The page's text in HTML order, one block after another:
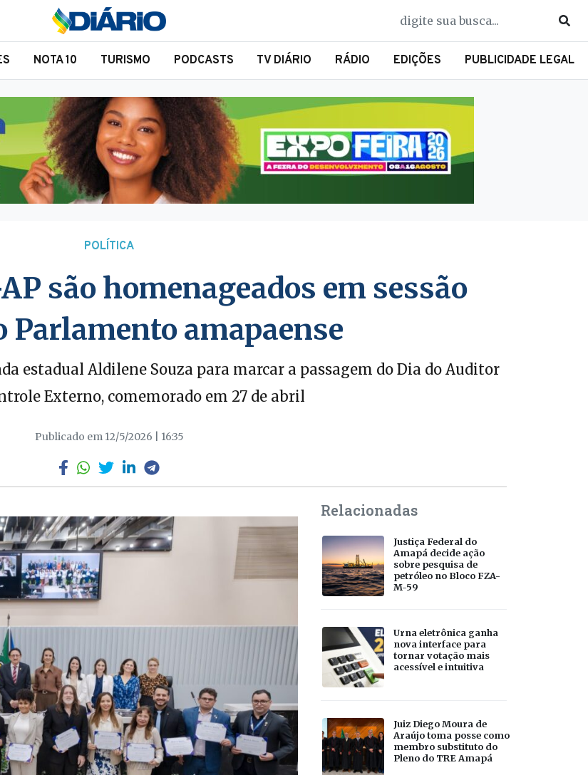
NOTA 10 TURISMO PODCASTS TV DIÁRIO RÁDIO EDIÇÕES PUBLICIDADE LEGAL
POLÍTICA
são homenageados em sessão
Parlamento amapaense
estadual Aldilene Souza para marcar a passagem do Dia do Auditor
Externo, comemorado em 27 de abril
Publicado em 12/5/2026 | 16:35
Relacionadas
Justiça Federal do
Amapá decide ação
sobre pesquisa de
petróleo no Bloco FZA-
M-59
Urna eletrônica ganha
nova interface para
tornar votação mais
acessível e intuitiva
Juiz Diego Moura de
Araújo toma posse como
membro substituto do
Pleno do TRE Amapá